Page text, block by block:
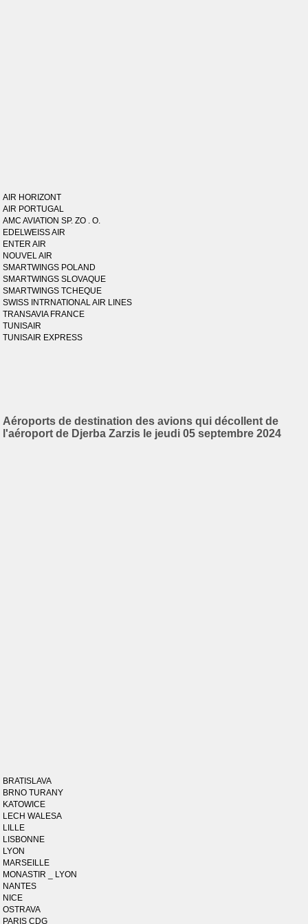
AIR HORIZONT
AIR PORTUGAL
AMC AVIATION SP. ZO . O.
EDELWEISS AIR
ENTER AIR
NOUVEL AIR
SMARTWINGS POLAND
SMARTWINGS SLOVAQUE
SMARTWINGS TCHEQUE
SWISS INTRNATIONAL AIR LINES
TRANSAVIA FRANCE
TUNISAIR
TUNISAIR EXPRESS
Aéroports de destination des avions qui décollent de
l'aéroport de Djerba Zarzis le jeudi 05 septembre 2024
BRATISLAVA
BRNO TURANY
KATOWICE
LECH WALESA
LILLE
LISBONNE
LYON
MARSEILLE
MONASTIR _ LYON
NANTES
NICE
OSTRAVA
PARIS CDG